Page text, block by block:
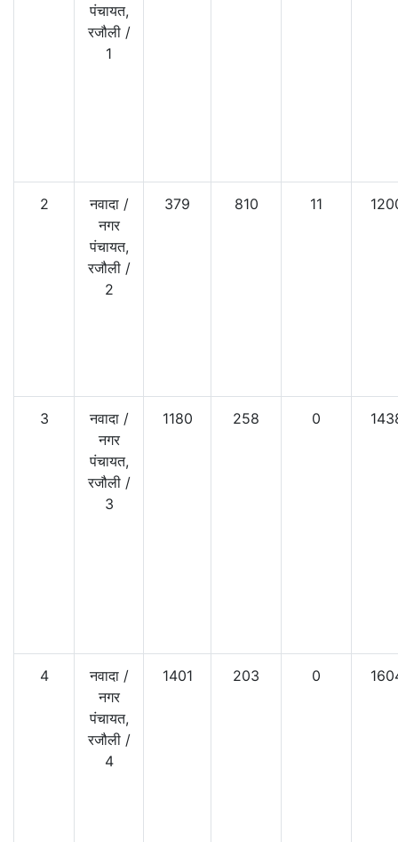
पंचायत,
रजौली /
1
2 नवादा/
नगर
पंचायत,
रजौली /
2
379 810 11
3 नवादा/
नगर
पंचायत,
रजौली /
3
1180 258 0
4 नवादा/
नगर
पंचायत,
रजौली /
4
1401 203 0